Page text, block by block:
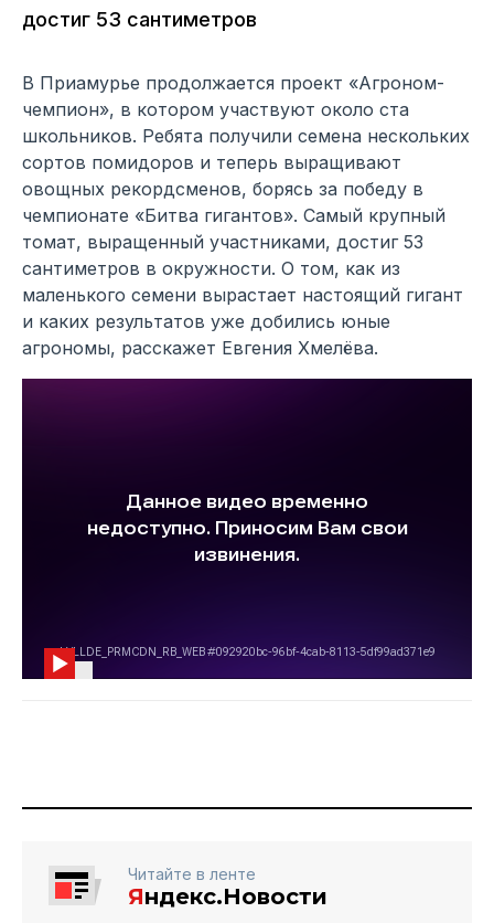
достиг 53 сантиметров
В Приамурье продолжается проект «Агроном-
чемпион», в котором участвуют около ста
школьников. Ребята получили семена нескольких
сортов помидоров и теперь выращивают
овощных рекордсменов, борясь за победу в
чемпионате «Битва гигантов». Самый крупный
томат, выращенный участниками, достиг 53
сантиметров в окружности. О том, как из
маленького семени вырастает настоящий гигант
и каких результатов уже добились юные
агрономы, расскажет Евгения Хмелёва.
Читайте в ленте
Яндекс.Новости